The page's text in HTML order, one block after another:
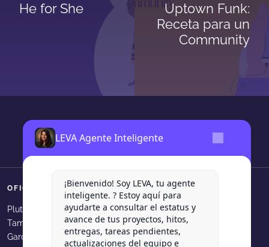
LEVA Agente Inteligente
¡Bienvenido! Soy LEVA, tu agente
inteligente. ? Estoy aquí para
ayudarte a consultar el estatus y
avance de tus proyectos, hitos,
entregas, tareas pendientes,
actualizaciones del equipo e
He for She
Uptown Funk:
Receta para un
Community
OFICINAS
Plutarco Elias Calles 540, Col.
Tampiquito, San Pedro Garza
García, N.L.
SÍGUENOS
Levadura Agencia en
Levadura Agencia en
Levadura Agencia
Levadura Agencia en youtube
Levadura Agencia en